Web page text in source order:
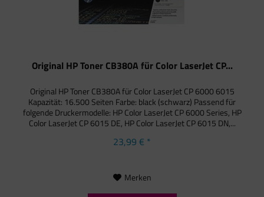
Original HP Toner CB380A für Color LaserJet CP...
Original HP Toner CB380A für Color LaserJet CP 6000 6015
Kapazität: 16.500 Seiten Farbe: black (schwarz) Passend für
folgende Druckermodelle: HP Color LaserJet CP 6000 Series, HP
Color LaserJet CP 6015 DE, HP Color LaserJet CP 6015 DN,...
23,99 € *
Merken